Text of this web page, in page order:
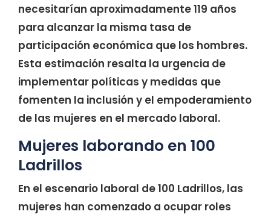
necesitarían aproximadamente 119 años
para alcanzar la misma tasa de
participación económica que los hombres.
Esta estimación resalta la urgencia de
implementar políticas y medidas que
fomenten la inclusión y el empoderamiento
de las mujeres en el mercado laboral.
Mujeres laborando en 100
Ladrillos
En el escenario laboral de 100 Ladrillos, las
mujeres han comenzado a ocupar roles